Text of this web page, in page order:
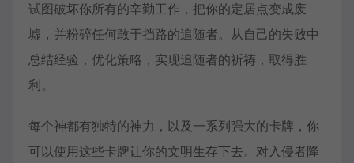
试图破坏你所有的辛勤工作，把你的定居点变成废
墟，并粉碎任何敢于挡路的追随者。从自己的失败中
总结经验，优化策略，实现追随者的祈祷，取得胜
利。
每个神都有独特的神力，以及一系列强大的卡牌，你
可以使用这些卡牌让你的文明生存下去。对入侵者降